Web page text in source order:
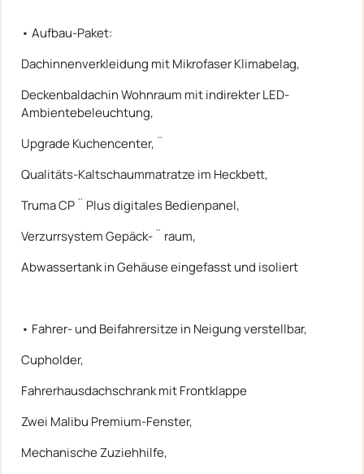
• Aufbau-Paket:
Dachinnenverkleidung mit Mikrofaser Klimabelag,
Deckenbaldachin Wohnraum mit indirekter LED-
Ambientebeleuchtung,
Upgrade Kuchencenter, ¨
Qualitäts-Kaltschaummatratze im Heckbett,
Truma CP ¨ Plus digitales Bedienpanel,
Verzurrsystem Gepäck- ¨ raum,
Abwassertank in Gehäuse eingefasst und isoliert
• Fahrer- und Beifahrersitze in Neigung verstellbar,
Cupholder,
Fahrerhausdachschrank mit Frontklappe
Zwei Malibu Premium-Fenster,
Mechanische Zuziehhilfe,